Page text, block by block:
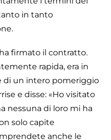
in tanto
firmato il contratto.
rapida, era in
di un intero pomeriggio
e disse: «Ho visitato
nessuna di loro mi ha
solo capite
anche le